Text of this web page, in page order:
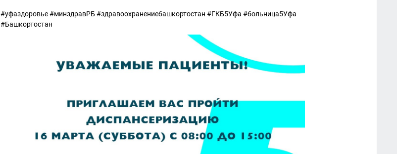
#уфаздоровье #минздравРБ #здравоохранениебашкортостан #ГКБ5Уфа #больница5Уфа
#Башкортостан